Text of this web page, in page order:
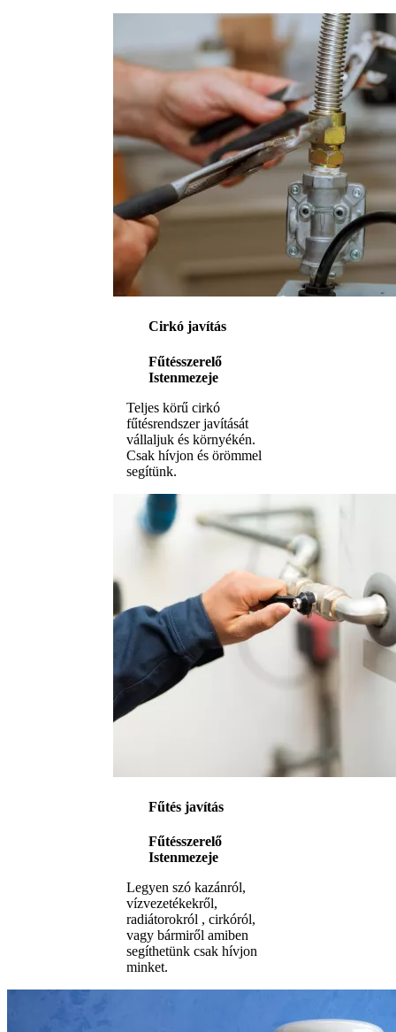
Cirkó javítás
Fűtésszerelő
Istenmezeje
Teljes körű cirkó
fűtésrendszer javítását
vállaljuk és környékén.
Csak hívjon és örömmel
segítünk.
Fűtés javítás
Fűtésszerelő
Istenmezeje
Legyen szó kazánról,
vízvezetékekről,
radiátorokról , cirkóról,
vagy bármiről amiben
segíthetünk csak hívjon
minket.